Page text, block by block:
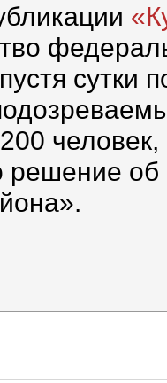
сутки
200
решение об